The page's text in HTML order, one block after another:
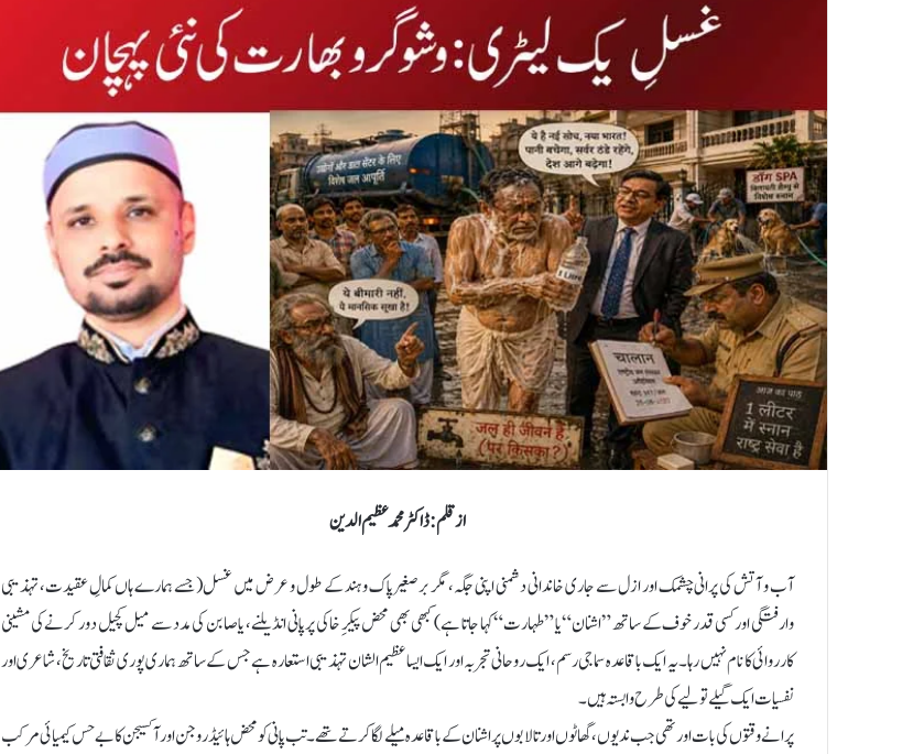
ازقلم: ڈاکٹر محمد عظیم الدین
آب و آتش کی پرانی چشمک اور ازل سے جاری خاندانی دشمنی اپنی جگہ، مگر برصغیر پاک و ہند کے طول و عرض میں غسل (جسے ہمارے ہاں کمالِ عقیدت، تہذیبی
وارفتگی اور کسی قدر خوف کے ساتھ ”اشنان“ یا ”طہارت“ کہا جاتا ہے) کبھی بھی محض پیکرِ خاکی پر پانی انڈیلنے، یا صابن کی مدد سے میل کچیل دور کرنے کی مشینی
کارروائی کا نام نہیں رہا۔ یہ ایک باقاعدہ سماجی رسم، ایک روحانی تجربہ اور ایک ایسا عظیم الشان تہذیبی استعارہ ہے جس کے ساتھ ہماری پوری ثقافتی تاریخ، شاعری اور
نفسیات ایک گیلے تولیے کی طرح وابستہ ہیں۔
پرانے وقتوں کی بات اور تھی جب ندیوں، گھاٹوں اور تالابوں پر اشنان کے باقاعدہ میلے لگا کرتے تھے۔ تب پانی کو محض ہائیڈروجن اور آکسیجن کا بے حس کیمیائی مرکب